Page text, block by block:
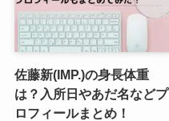
佐藤新(IMP.)の身長体重
は？入所日やあだ名などプ
ロフィールまとめ！